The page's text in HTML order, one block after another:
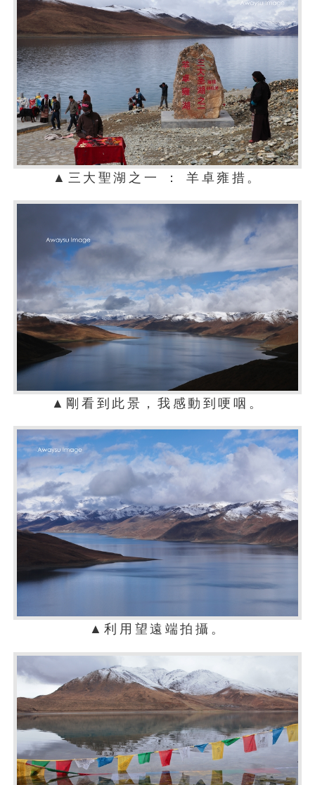
▲三大聖湖之一 ： 羊卓雍措。
▲剛看到此景，我感動到哽咽。
▲利用望遠端拍攝。